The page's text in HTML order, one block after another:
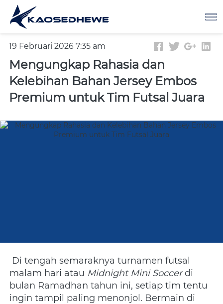
19 Februari 2026 7:35 am
Mengungkap Rahasia dan
Kelebihan Bahan Jersey Embos
Premium untuk Tim Futsal Juara
malam hari atau Midnight Mini Soccer di
bulan Ramadhan tahun ini, setiap tim tentu
ingin tampil paling menonjol. Bermain di